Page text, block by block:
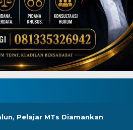
Pelajar MTs Diamankan